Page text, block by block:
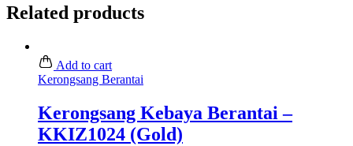
Related products
Add to cart
Kerongsang Berantai
Kerongsang Kebaya Berantai –
KKIZ1024 (Gold)